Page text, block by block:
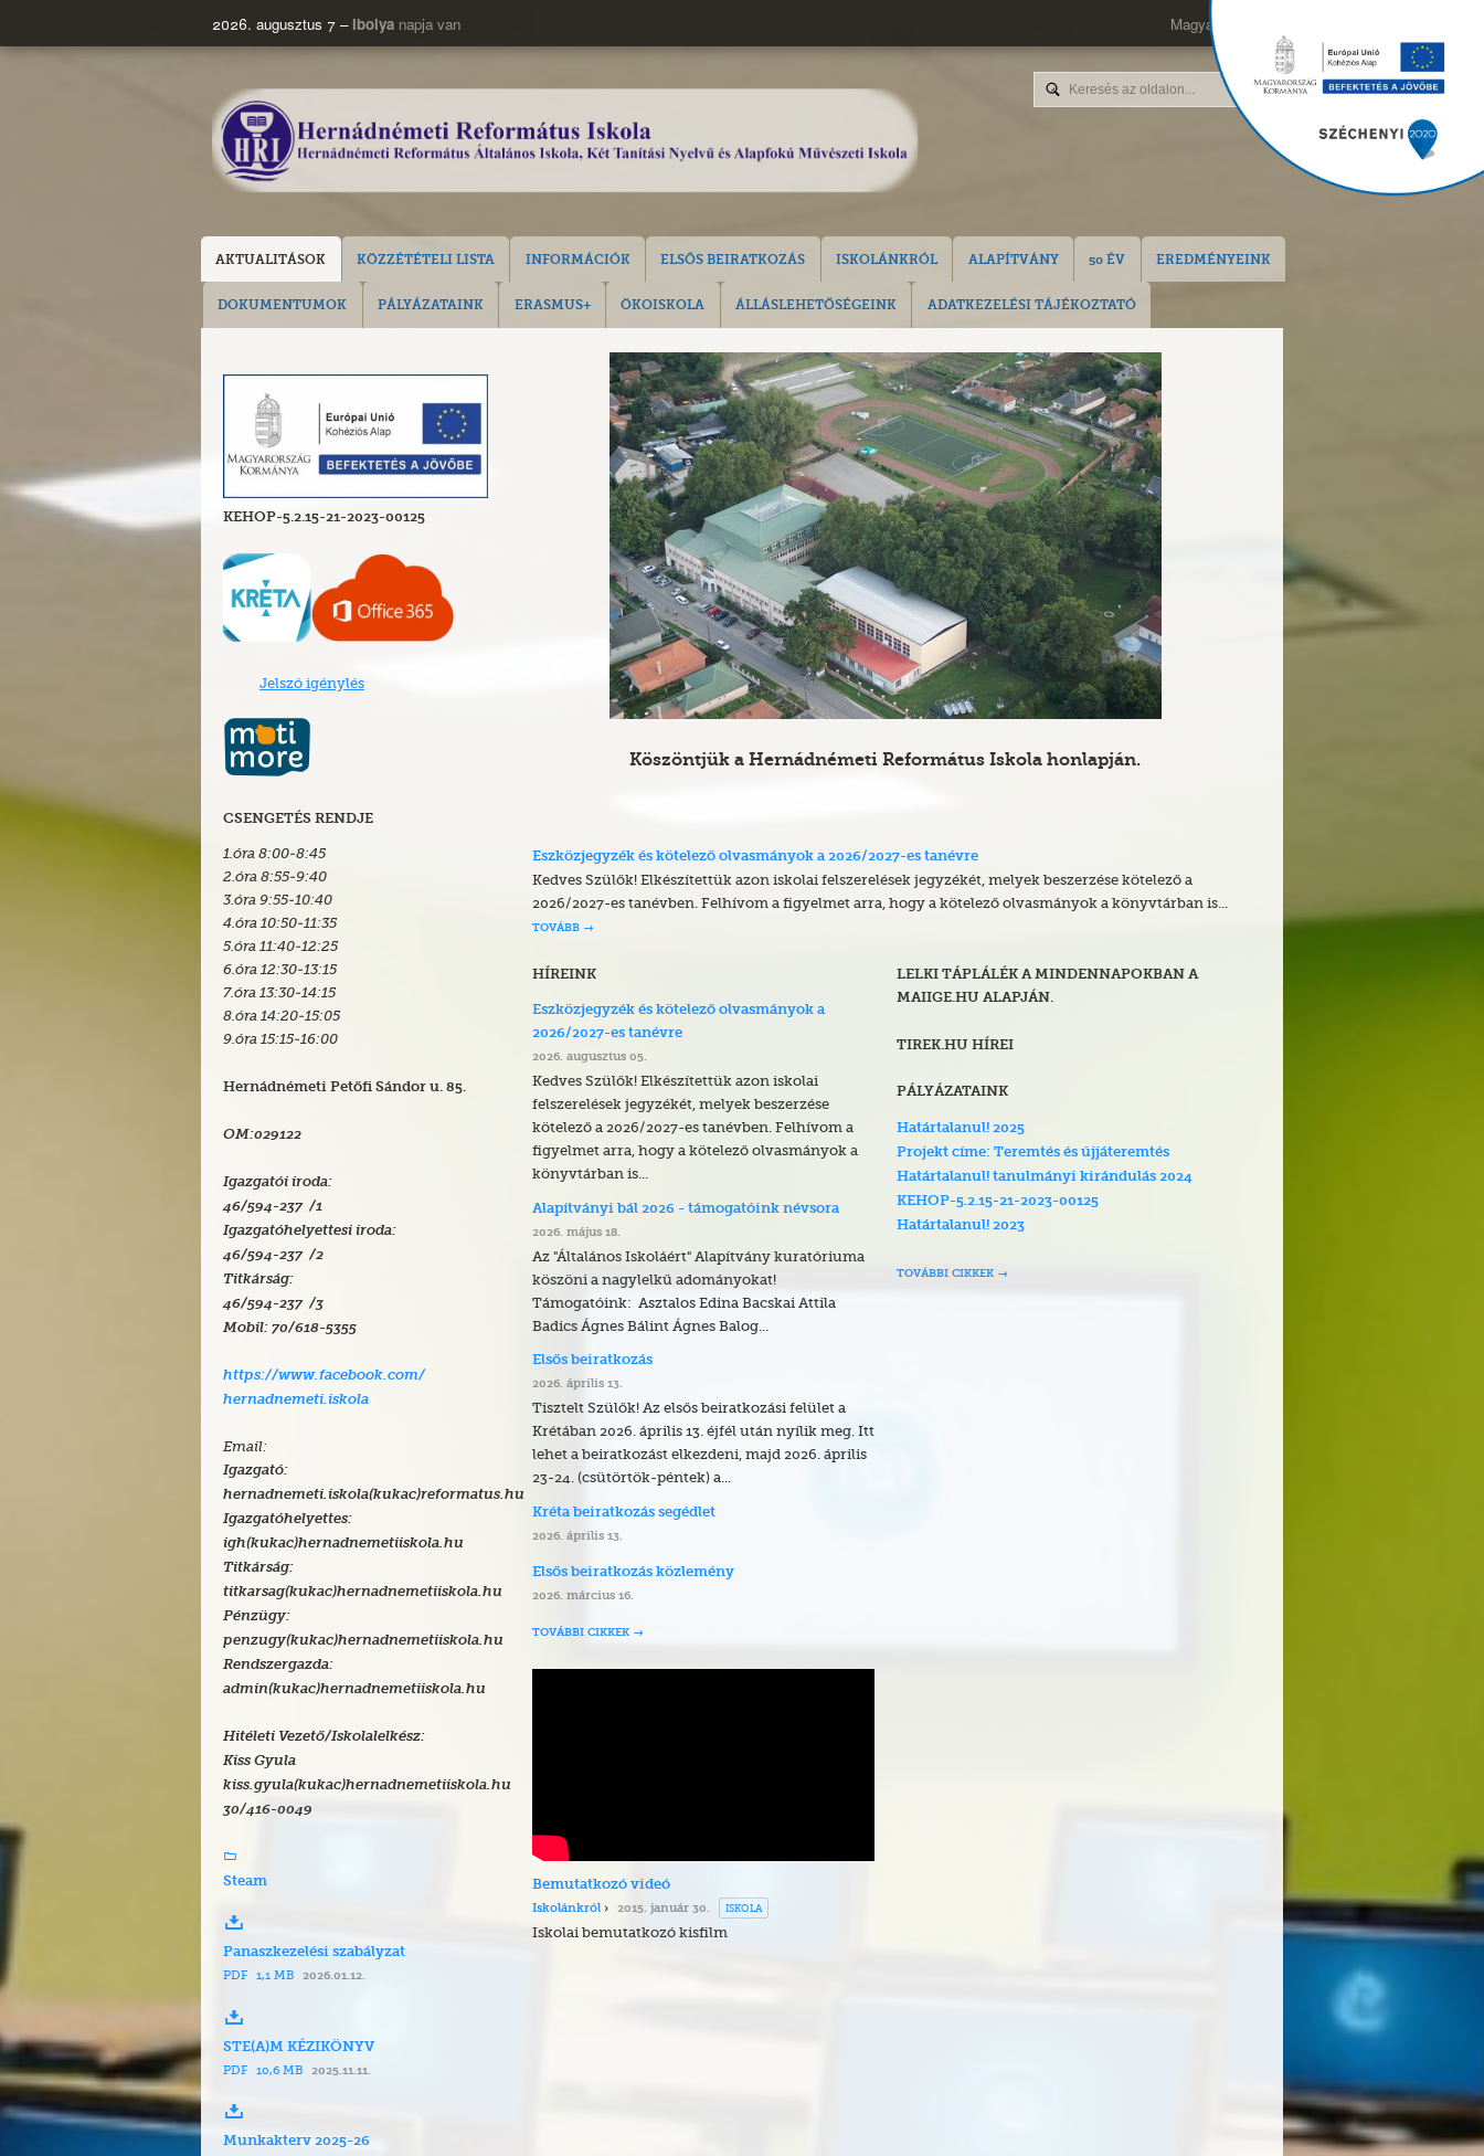
Magyar
2026. augusztus 7 – Ibolya napja van
AKTUALITÁSOK KÖZZÉTÉTELI LISTA INFORMÁCIÓK ELSŐS BEIRATKOZÁS ISKOLÁNKRÓL ALAPÍTVÁNY 50 ÉV EREDMÉNYEINK
DOKUMENTUMOK PÁLYÁZATAINK ERASMUS+ ÖKOISKOLA ÁLLÁSLEHETŐSÉGEINK ADATKEZELÉSI TÁJÉKOZTATÓ
KEHOP-5.2.15-21-2023-00125
Jelszó igénylés
CSENGETÉS RENDJE
1.óra 8:00-8:45
2.óra 8:55-9:40
3.óra 9:55-10:40
4.óra 10:50-11:35
5.óra 11:40-12:25
6.óra 12:30-13:15
7.óra 13:30-14:15
8.óra 14:20-15:05
9.óra 15:15-16:00
Hernádnémeti Petőfi Sándor u. 85.
OM:029122
Igazgatói iroda:
46/594-237 /1
Igazgatóhelyettesi iroda:
46/594-237 /2
Titkárság:
46/594-237 /3
Mobil: 70/618-5355
https://www.facebook.com/
hernadnemeti.iskola
Email:
Igazgató:
hernadnemeti.iskola(kukac)reformatus.hu
Igazgatóhelyettes:
igh(kukac)hernadnemetiiskola.hu
Titkárság:
titkarsag(kukac)hernadnemetiiskola.hu
Pénzügy:
penzugy(kukac)hernadnemetiiskola.hu
Rendszergazda:
admin(kukac)hernadnemetiiskola.hu
Hitéleti Vezető/Iskolalelkész:
Kiss Gyula
kiss.gyula(kukac)hernadnemetiiskola.hu
30/416-0049
Steam
Panaszkezelési szabályzat
PDF
1,1 MB 2026.01.12.
STE(A)M KÉZIKÖNYV
PDF
10,6 MB 2025.11.11.
Munkakterv 2025-26
Köszöntjük a Hernádnémeti Református Iskola honlapján.
Eszközjegyzék és kötelező olvasmányok a 2026/2027-es tanévre
Kedves Szülők! Elkészítettük azon iskolai felszerelések jegyzékét, melyek beszerzése kötelező a
2026/2027-es tanévben. Felhívom a figyelmet arra, hogy a kötelező olvasmányok a könyvtárban is...
TOVÁBB
HÍREINK
Eszközjegyzék és kötelező olvasmányok a
2026/2027-es tanévre
2026. augusztus 05.
Kedves Szülők! Elkészítettük azon iskolai
felszerelések jegyzékét, melyek beszerzése
kötelező a 2026/2027-es tanévben. Felhívom a
figyelmet arra, hogy a kötelező olvasmányok a
könyvtárban is...
Alapítványi bál 2026 - támogatóink névsora
2026. május 18.
Az "Általános Iskoláért" Alapítvány kuratóriuma
köszöni a nagylelkű adományokat!
Támogatóink: Asztalos Edina Bacskai Attila
Badics Ágnes Bálint Ágnes Balog...
Elsős beiratkozás
2026. április 13.
Tisztelt Szülők! Az elsős beiratkozási felület a
Krétában 2026. április 13. éjfél után nyílik meg. Itt
lehet a beiratkozást elkezdeni, majd 2026. április
23-24. (csütörtök-péntek) a...
Kréta beiratkozás segédlet
2026. április 13.
Elsős beiratkozás közlemény
2026. március 16.
TOVÁBBI CIKKEK
Bemutatkozó videó
Iskolánkról 2015. január 30. ISKOLA
Iskolai bemutatkozó kisfilm
LELKI TÁPLÁLÉK A MINDENNAPOKBAN A
MAIIGE.HU ALAPJÁN.
TIREK.HU HÍREI
PÁLYÁZATAINK
Határtalanul! 2025
Projekt címe: Teremtés és újjáteremtés
Határtalanul! tanulmányi kirándulás 2024
KEHOP-5.2.15-21-2023-00125
Határtalanul! 2023
TOVÁBBI CIKKEK